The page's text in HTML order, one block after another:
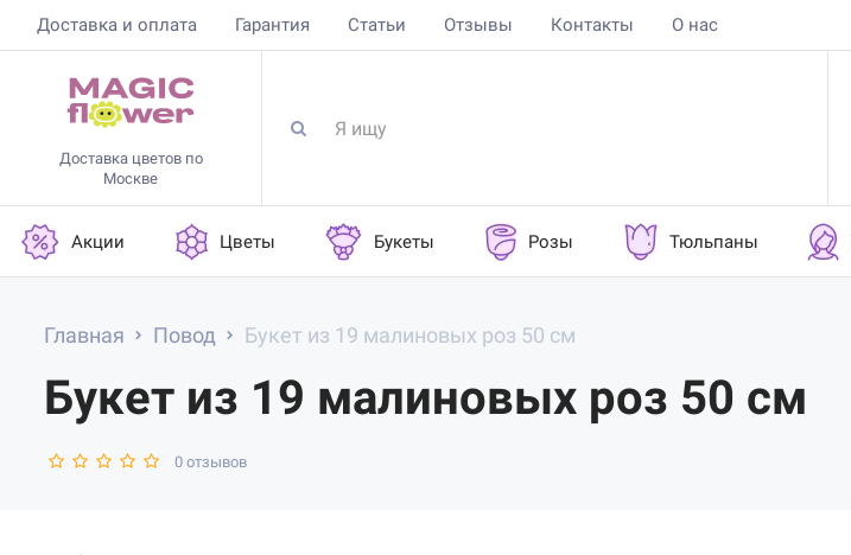
Доставка и оплата Гарантия Статьи Отзывы Контакты О нас
Доставка цветов по
Москве
Акции Цветы Букеты Розы Тюльпаны
Главная Повод Букет из 19 малиновых роз 50 см
Букет из 19 малиновых роз 50 см
0 отзывов